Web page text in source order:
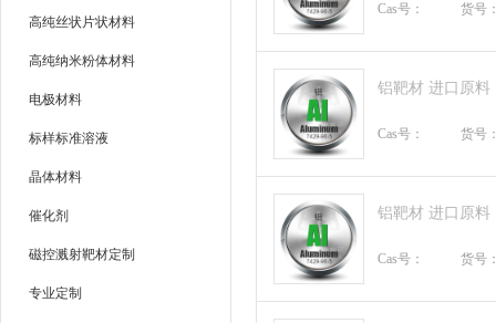
高纯丝状片状材料
高纯纳米粉体材料
电极材料
标样标准溶液
晶体材料
催化剂
磁控溅射靶材定制
专业定制
Cas号： 货号
铝靶材 进口原料
Cas号： 货号
铝靶材 进口原料
Cas号： 货号